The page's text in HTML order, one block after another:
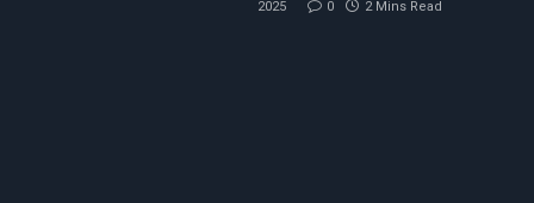
2025
0 2 Mins Read